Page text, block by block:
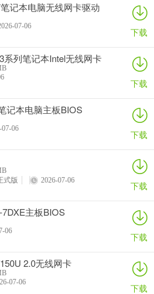
记本电脑无线网卡驱动
07-06 下载
系列笔记本Intel无线网卡
下载
记本电脑主板BIOS
07-06 下载
式版
2026-07-06 下载
主板BIOS
06 下载
2.0无线网卡
07-06 下载